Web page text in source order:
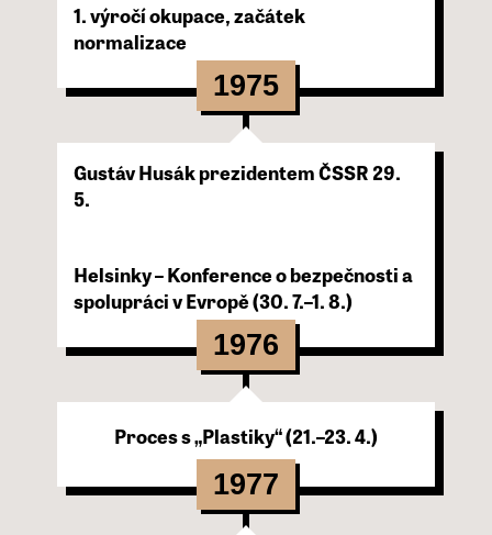
1. výročí okupace, začátek
normalizace
1975
Gustáv Husák prezidentem ČSSR 29.
5.
Helsinky – Konference o bezpečnosti a
spolupráci v Evropě (30. 7.–1. 8.)
1976
Proces s „Plastiky“ (21.–23. 4.)
1977